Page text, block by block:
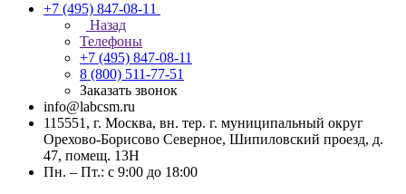
+7 (495) 847-08-11
Назад
Телефоны
+7 (495) 847-08-11
8 (800) 511-77-51
Заказать звонок
info@labcsm.ru
115551, г. Москва, вн. тер. г. муниципальный округ
Орехово-Борисово Северное, Шипиловский проезд, д.
47, помещ. 13Н
Пн. – Пт.: с 9:00 до 18:00